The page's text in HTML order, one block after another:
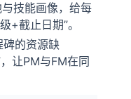
技能画像，给每
+截止日期”。
碑的资源缺
让PM与FM在同